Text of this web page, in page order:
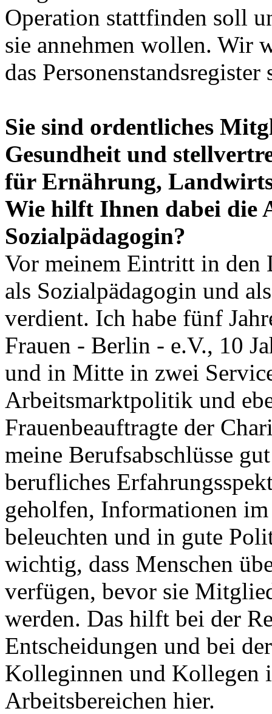
Operation stattfinden soll
sie annehmen wollen. Wir
das Personenstandsregister
Sie sind ordentliches
Gesundheit und
für Ernährung,
Wie hilft Ihnen dabei die
Sozialpädagogin?
Vor meinem Eintritt in den
als Sozialpädagogin und
verdient. Ich habe fünf
Frauen - Berlin - e.V., 10
und in Mitte in zwei
Arbeitsmarktpolitik und
Frauenbeauftragte der
meine Berufsabschlüsse
berufliches
geholfen, Informationen
beleuchten und in gute
wichtig, dass Menschen
verfügen, bevor sie
werden. Das hilft bei der
Entscheidungen und bei
Kolleginnen und Kollegen
Arbeitsbereichen hier.